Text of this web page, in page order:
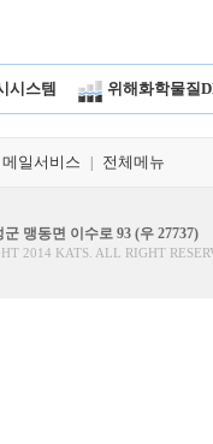
시스템 위해화학물질
메일서비스 전체메뉴
군 맹동면 이수로 93 (우 27737)
2014 KATS. ALL RIGHT